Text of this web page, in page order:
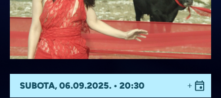
SUBOTA, 06.09.2025. • 20:30